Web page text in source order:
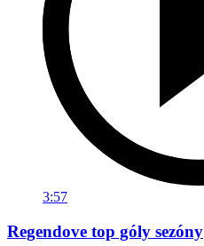
3:57
Regendove top góly sezóny